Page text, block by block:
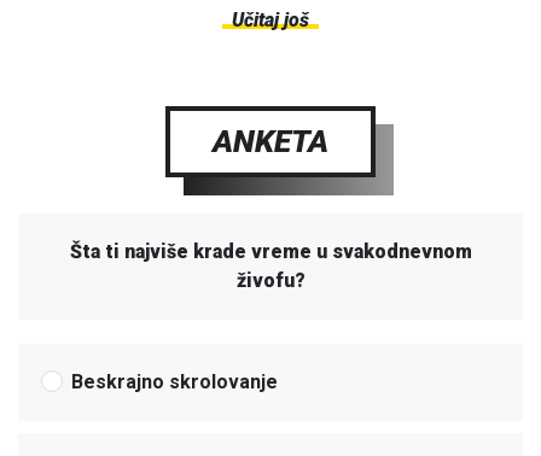
Učitaj još
ANKETA
Šta ti najviše krade vreme u svakodnevnom
živofu?
Beskrajno skrolovanje